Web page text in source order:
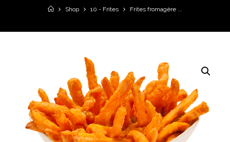
Shop 10 - Frites Frites fromagère ...